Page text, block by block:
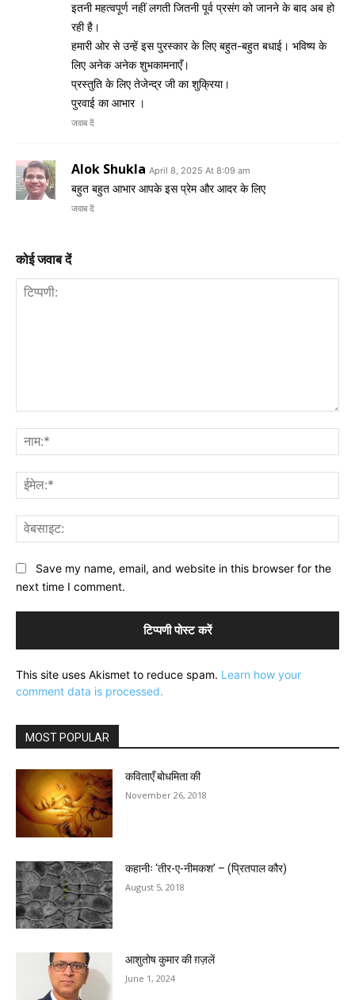
इतनी महत्वपूर्ण नहीं लगती जितनी पूर्व प्रसंग को जानने के बाद अब हो
रही है।
हमारी ओर से उन्हें इस पुरस्कार के लिए बहुत-बहुत बधाई। भविष्य के
लिए अनेक अनेक शुभकामनाएँ।
प्रस्तुति के लिए तेजेन्द्र जी का शुक्रिया।
पुरवाई का आभार ।
जवाब दें
Alok Shukla April 8, 2025 At 8:09 am
बहुत बहुत आभार आपके इस प्रेम और आदर के लिए
जवाब दें
कोई जवाब दें
Save my name, email, and website in this browser for the
next time I comment.
This site uses Akismet to reduce spam. Learn how your
comment data is processed.
MOST POPULAR
कविताएँ बोधमिता की
November 26, 2018
कहानीः ‘तीर-ए-नीमकश’ – (प्रितपाल कौर)
August 5, 2018
आशुतोष कुमार की ग़ज़लें
June 1, 2024